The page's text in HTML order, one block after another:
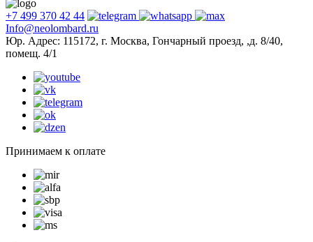
+7 499 370 42 44
Info@neolombard.ru
Юр. Адрес: 115172, г. Москва, Гончарный проезд, ,д. 8/40,
помещ. 4/1
Принимаем к оплате